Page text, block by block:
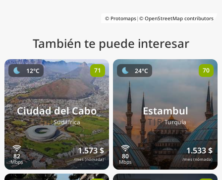
© Protomaps| © OpenStreetMap contributors
También te puede interesar
Ciudad del Cabo
🇿🇦Sudáfrica
1.573 $
/mes (nómada)
12°C 71
Estambul
🇹🇷Turquía
1.533 $
/mes (nómada)
24°C 70